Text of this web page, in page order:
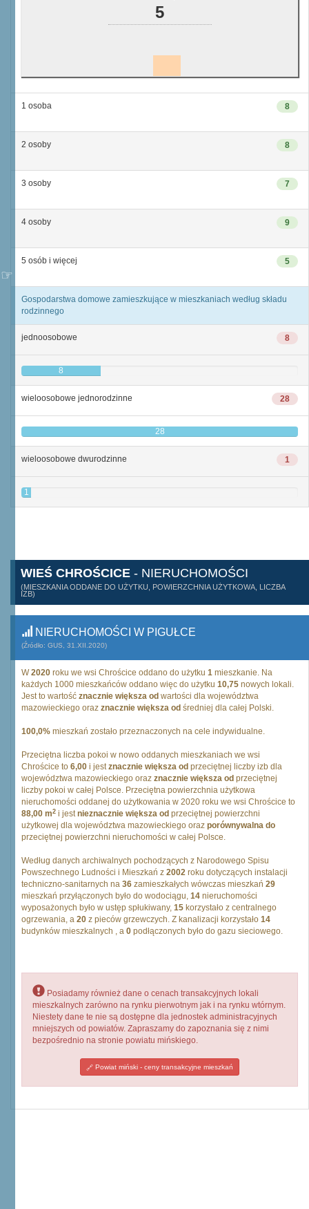
5
8
1 osoba
8
2 osoby
7
3 osoby
9
4 osoby
5
5 osób i więcej
Gospodarstwa domowe zamieszkujące w mieszkaniach według składu
rodzinnego
8
jednoosobowe
8
28
wieloosobowe jednorodzinne
28
1
wieloosobowe dwurodzinne
1
WIEŚ CHROŚCICE - NIERUCHOMOŚCI
(MIESZKANIA ODDANE DO UŻYTKU, POWIERZCHNIA UŻYTKOWA, LICZBA
IZB)
NIERUCHOMOŚCI W PIGUŁCE
(Źródło: GUS, 31.XII.2020)
W2020 roku we wsi Chrościce oddano do użytku 1 mieszkanie. Na
każdych 1000 mieszkańców oddano więc do użytku 10,75 nowych lokali.
Jest to wartość znacznie większa od wartości dla województwa
mazowieckiego oraz znacznie większa od średniej dla całej Polski.
100,0% mieszkań zostało przeznaczonych na cele indywidualne.
Przeciętna liczba pokoi w nowo oddanych mieszkaniach we wsi
Chrościce to 6,00 i jestznacznie większa od przeciętnej liczby izb dla
województwa mazowieckiego oraz znacznie większa od przeciętnej
liczby pokoi w całej Polsce. Przeciętna powierzchnia użytkowa
nieruchomości oddanej do użytkowania w 2020 roku we wsi Chrościce to
88,00 m2 i jestnieznacznie większa od przeciętnej powierzchni
użytkowej dla województwa mazowieckiego oraz porównywalna do
przeciętnej powierzchni nieruchomości w całej Polsce.
Według danych archiwalnych pochodzących z Narodowego Spisu
Powszechnego Ludności i Mieszkań z 2002 roku dotyczących instalacji
techniczno-sanitarnych na 36 zamieszkałych wówczas mieszkań 29
mieszkań przyłączonych było do wodociągu, 14 nieruchomości
wyposażonych było w ustęp spłukiwany, 15 korzystało z centralnego
ogrzewania, a 20 z pieców grzewczych. Z kanalizacji korzystało 14
budynków mieszkalnych , a 0 podłączonych było do gazu sieciowego.
Posiadamy również dane o cenach transakcyjnych lokali
mieszkalnych zarówno na rynku pierwotnym jak i na rynku wtórnym.
Niestety dane te nie są dostępne dla jednostek administracyjnych
mniejszych od powiatów. Zapraszamy do zapoznania się z nimi
bezpośrednio na stronie powiatu mińskiego.
Powiat miński - ceny transakcyjne mieszkań